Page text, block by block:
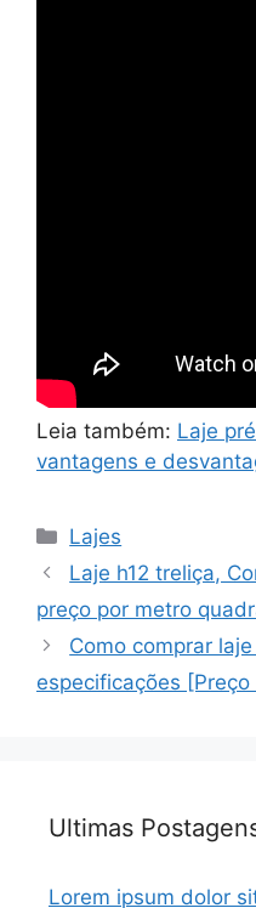
Leia também: Laje
vantagens e
Categorias
Lajes
Laje h12 treliça,
preço por metro
Como comprar
especificações [Preço
Ultimas
Lorem ipsum dolor